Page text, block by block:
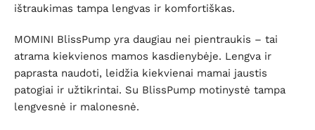
ištraukimas tampa lengvas ir komfortiškas.
MOMINI BlissPump yra daugiau nei pientraukis – tai
atrama kiekvienos mamos kasdienybėje. Lengva ir
paprasta naudoti, leidžia kiekvienai mamai jaustis
patogiai ir užtikrintai. Su BlissPump motinystė tampa
lengvesnė ir malonesnė.